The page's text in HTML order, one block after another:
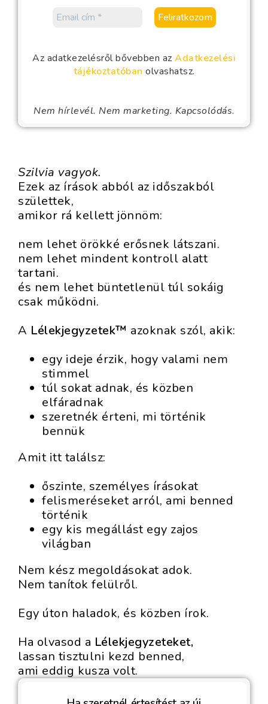
Az adatkezelésről bővebben az Adatkezelési
tájékoztatóban olvashatsz.
Nem hírlevél. Nem marketing. Kapcsolódás.
Szilvia vagyok.
Ezek az írások abból az időszakból
születtek,
amikor rá kellett jönnöm:
nem lehet örökké erősnek látszani.
nem lehet mindent kontroll alatt
tartani.
és nem lehet büntetlenül túl sokáig
csak működni.
A Lélekjegyzetek™ azoknak szól, akik:
egy ideje érzik, hogy valami nem
stimmel
túl sokat adnak, és közben
elfáradnak
szeretnék érteni, mi történik
bennük
Amit itt találsz:
őszinte, személyes írásokat
felismeréseket arról, ami benned
történik
egy kis megállást egy zajos
világban
Nem kész megoldásokat adok.
Nem tanítok felülről.
Egy úton haladok, és közben írok.
Ha olvasod a Lélekjegyzeteket,
lassan tisztulni kezd benned,
ami eddig kusza volt.